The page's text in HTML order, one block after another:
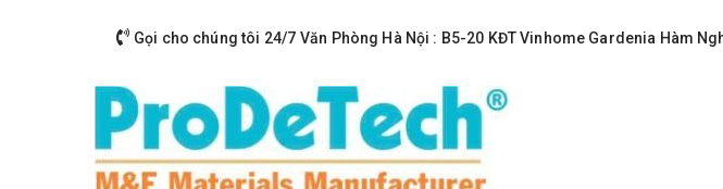
Gọi cho chúng tôi 24/7 Văn Phòng Hà Nội : B5-20 KĐT Vinhome Gardenia Hàm